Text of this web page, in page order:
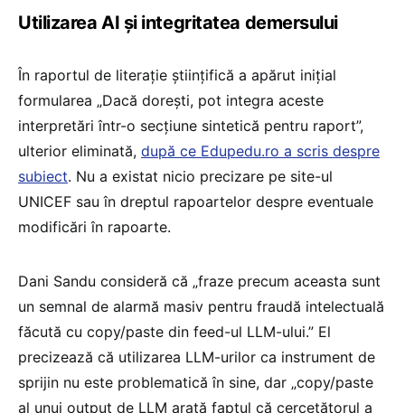
Utilizarea AI și integritatea demersului
În raportul de literație științifică a apărut inițial
formularea „Dacă dorești, pot integra aceste
interpretări într-o secțiune sintetică pentru raport”,
ulterior eliminată, după ce Edupedu.ro a scris despre
subiect. Nu a existat nicio precizare pe site-ul
UNICEF sau în dreptul rapoartelor despre eventuale
modificări în rapoarte.
Dani Sandu consideră că „fraze precum aceasta sunt
un semnal de alarmă masiv pentru fraudă intelectuală
făcută cu copy/paste din feed-ul LLM-ului.” El
precizează că utilizarea LLM-urilor ca instrument de
sprijin nu este problematică în sine, dar „copy/paste
al unui output de LLM arată faptul că cercetătorul a